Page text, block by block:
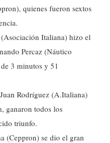
quienes fueron sextos
Italiana) hizo el
Percaz (Náutico
3 minutos y 51
Rodríguez (A.Italiana)
ganaron todos los
triunfo.
(Ceppron) se dio el gran